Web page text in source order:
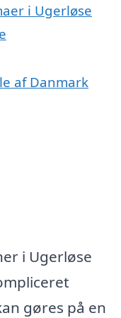
i Ugerløse
af Danmark
i Ugerløse
gøres på en